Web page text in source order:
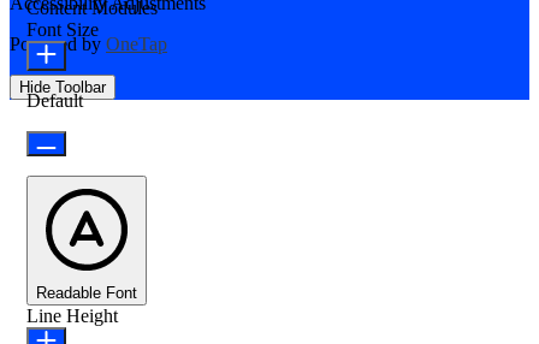
Powered by OneTap
Hide Toolbar
Content Modules
Font Size
Default
Readable Font
Line Height